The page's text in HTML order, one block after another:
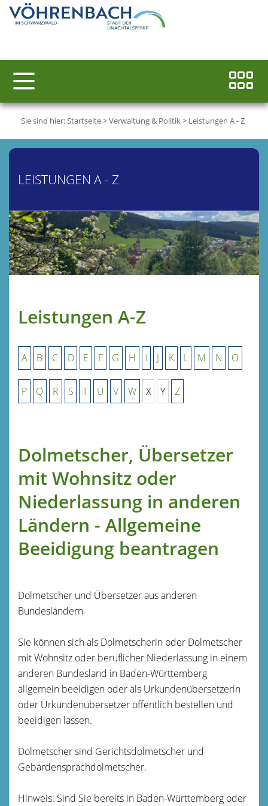
Sie sind hier:Startseite>Verwaltung & Politik> Leistungen A - Z
LEISTUNGEN A - Z
Leistungen A-Z
A B C D E F G H I J K L M N O
P Q R S T U V W X Y Z
Dolmetscher, Übersetzer
mit Wohnsitz oder
Niederlassung in anderen
Ländern - Allgemeine
Beeidigung beantragen
Dolmetscher und Übersetzer aus anderen
Bundesländern
Sie können sich als Dolmetscherin oder Dolmetscher
mit Wohnsitz oder beruflicher Niederlassung in einem
anderen Bundesland in Baden-Württemberg
allgemein beeidigen oder als Urkundenübersetzerin
oder Urkundenübersetzer öffentlich bestellen und
beeidigen lassen.
Dolmetscher sind Gerichtsdolmetscher und
Gebärdensprachdolmetscher.
Hinweis: Sind Sie bereits in Baden-Württemberg oder